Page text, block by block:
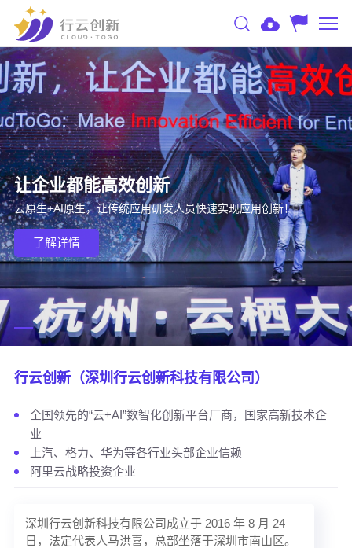
让企业都能高效创新
云原生+AI原生，让传统应用研发人员快速实现应用创新！
了解详情
行云创新（深圳行云创新科技有限公司）
全国领先的“云+AI”数智化创新平台厂商，国家高新技术企
业
上汽、格力、华为等各行业头部企业信赖
阿里云战略投资企业
深圳行云创新科技有限公司成立于 2016 年 8 月 24
日，法定代表人马洪喜，总部坐落于深圳市南山区。